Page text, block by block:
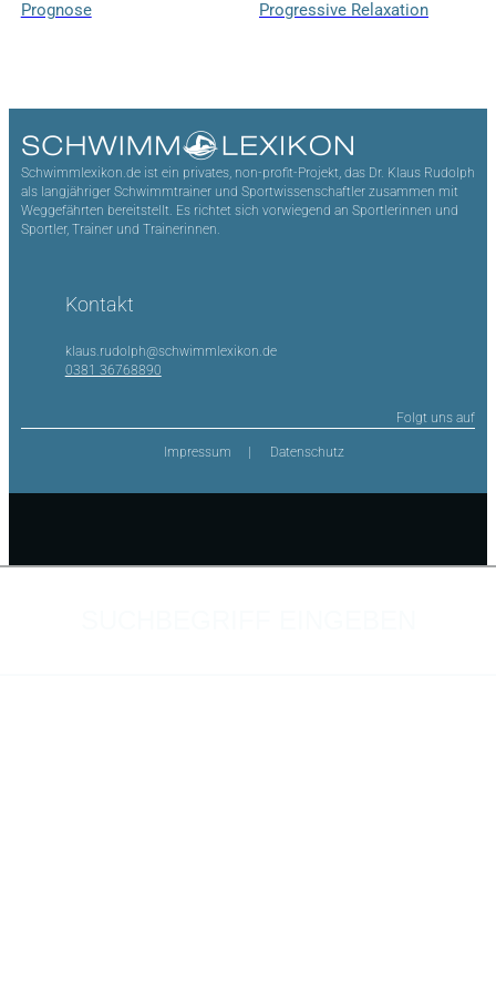
Prognose Progressive Relaxation
Schwimmlexikon.de ist ein privates, non-profit-Projekt, das Dr. Klaus Rudolph
als langjähriger Schwimmtrainer und Sportwissenschaftler zusammen mit
Weggefährten bereitstellt. Es richtet sich vorwiegend an Sportlerinnen und
Sportler, Trainer und Trainerinnen.
Kontakt
klaus.rudolph@schwimmlexikon.de
0381 36768890
Folgt uns auf
Impressum Datenschutz